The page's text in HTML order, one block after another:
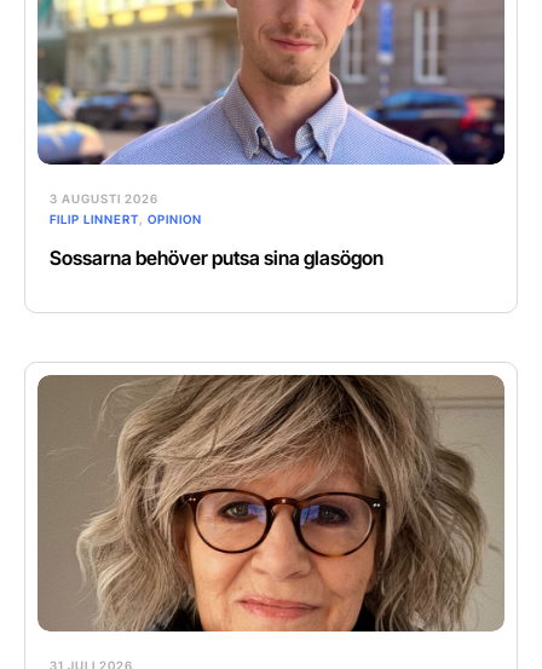
3 AUGUSTI 2026
FILIP LINNERT
OPINION
Sossarna behöver putsa sina glasögon
31 JULI 2026